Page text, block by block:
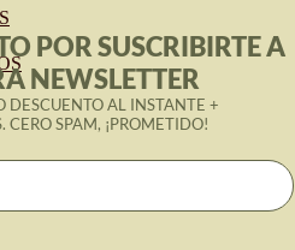
POR SUSCRIBIRTE A
NEWSLETTER
DESCUENTO AL INSTANTE +
CERO SPAM, ¡PROMETIDO!